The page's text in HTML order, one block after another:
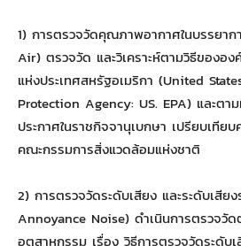
1) การตรวจวัดคุณภาพอากาศในบรรยา
Air) ตรวจวัด และวิเคราะห์ตามวิธีของอ
แห่งประเทศสหรัฐอเมริกา (United
Protection Agency: US. EPA) และต
ประกาศในราชกิจจานุเบกษา เปรียบเทีย
คณะกรรมการสิ่งแวดล้อมแห่งชาติ
2) การตรวจวัดระดับเสียง และระดับเสีย
Annoyance Noise) ดำเนินการตรวจวัด
อุตสาหกรรม เรื่อง วิธีการตรวจวัดระดับ